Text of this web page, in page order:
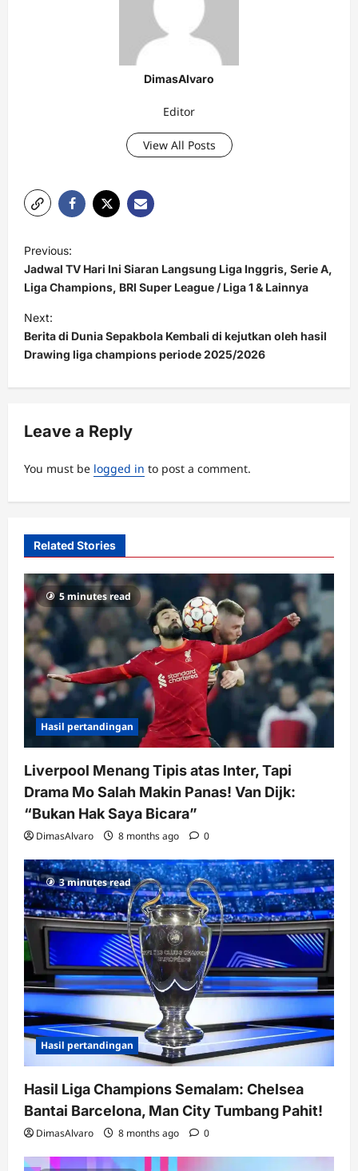
DimasAlvaro
Editor
View All Posts
o
s
t
n
a
v
g
a
o
n
Previous:
Jadwal TV Hari Ini Siaran Langsung Liga Inggris, Serie A,
Liga Champions, BRI Super League / Liga 1 & Lainnya
Next:
Berita di Dunia Sepakbola Kembali di kejutkan oleh hasil
Drawing liga champions periode 2025/2026
Leave a Reply
You must be logged in to post a comment.
Related Stories
5 minutes read
Hasil pertandingan
Liverpool Menang Tipis atas Inter, Tapi
Drama Mo Salah Makin Panas! Van Dijk:
“Bukan Hak Saya Bicara”
DimasAlvaro 8 months ago 0
3 minutes read
Hasil pertandingan
Hasil Liga Champions Semalam: Chelsea
Bantai Barcelona, Man City Tumbang Pahit!
DimasAlvaro 8 months ago 0